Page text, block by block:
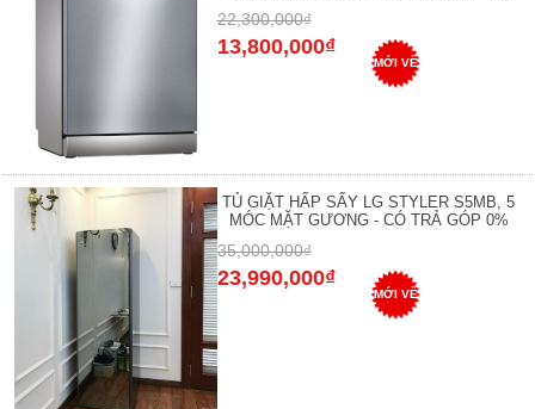
22,300,000₫
13,800,000₫
MỚI VỀ
TỦ GIẶT HẤP SẤY LG STYLER S5MB, 5
MÓC MẶT GƯƠNG - CÓ TRẢ GÓP 0%
35,000,000₫
23,990,000₫
MỚI VỀ